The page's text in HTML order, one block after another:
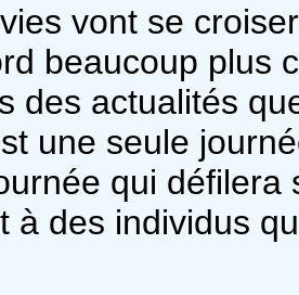
vont se
beaucoup plus
des actualités
une seule
qui
à des individus